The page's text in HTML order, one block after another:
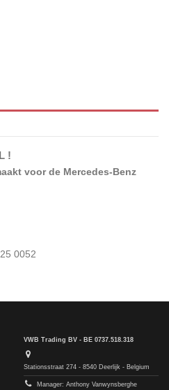
!
voor de Mercedes-Benz
0052
VWB Trading BV - BE 0737.518.318
Stationsstraat 274 - 8540 Deerlijk - Belgium
Manager: Anthony Vanwynsberghe